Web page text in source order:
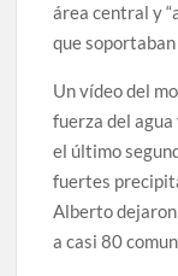
área central y
que
Un vídeo del
fuerza del
el último
fuertes
Alberto
a casi 80